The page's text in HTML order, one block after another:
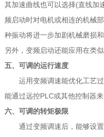
其加速曲线也可以选择(直线加
频启动时对电机或相连的机械
种振动将进一步加剧机械磨损
另外，变频启动还能应用在类
五、可调的运行速度
运用变频调速能优化工艺过
能通过远控PLC或其他控制器来
六、可调的转矩极限
通过变频调速后，能够设置